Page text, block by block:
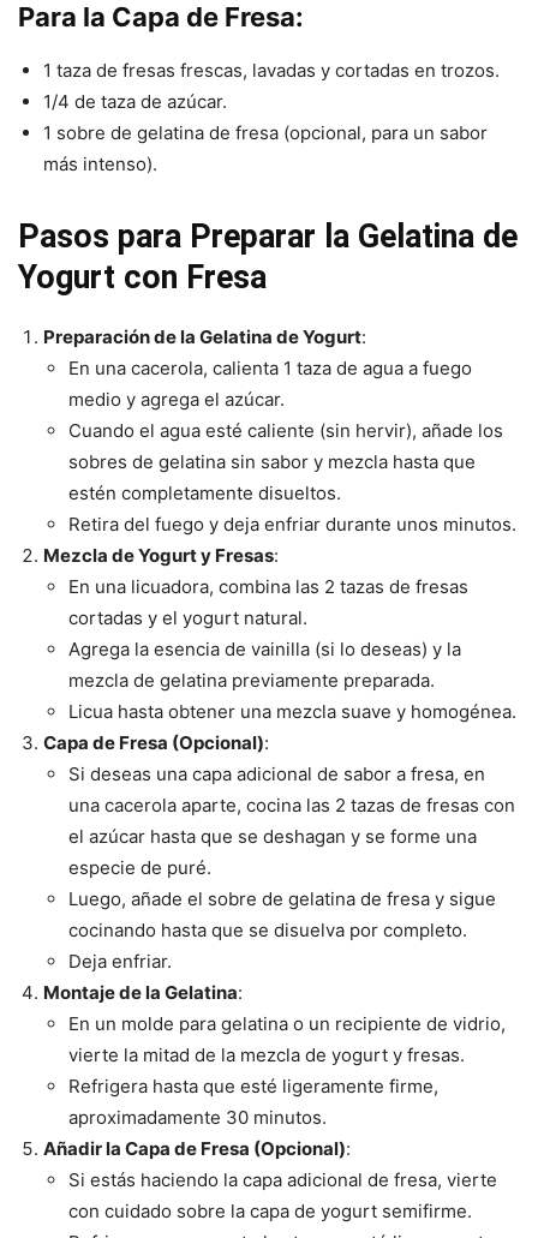
Para la Capa de Fresa:
1 taza de fresas frescas, lavadas y cortadas en trozos.
1/4 de taza de azúcar.
1 sobre de gelatina de fresa (opcional, para un sabor
más intenso).
Pasos para Preparar la Gelatina de
Yogurt con Fresa
Preparación de la Gelatina de Yogurt:
En una cacerola, calienta 1 taza de agua a fuego
medio y agrega el azúcar.
Cuando el agua esté caliente (sin hervir), añade los
sobres de gelatina sin sabor y mezcla hasta que
estén completamente disueltos.
Retira del fuego y deja enfriar durante unos minutos.
Mezcla de Yogurt y Fresas:
En una licuadora, combina las 2 tazas de fresas
cortadas y el yogurt natural.
Agrega la esencia de vainilla (si lo deseas) y la
mezcla de gelatina previamente preparada.
Licua hasta obtener una mezcla suave y homogénea.
Capa de Fresa (Opcional):
Si deseas una capa adicional de sabor a fresa, en
una cacerola aparte, cocina las 2 tazas de fresas con
el azúcar hasta que se deshagan y se forme una
especie de puré.
Luego, añade el sobre de gelatina de fresa y sigue
cocinando hasta que se disuelva por completo.
Deja enfriar.
Montaje de la Gelatina:
En un molde para gelatina o un recipiente de vidrio,
vierte la mitad de la mezcla de yogurt y fresas.
Refrigera hasta que esté ligeramente firme,
aproximadamente 30 minutos.
Añadir la Capa de Fresa (Opcional):
Si estás haciendo la capa adicional de fresa, vierte
con cuidado sobre la capa de yogurt semifirme.